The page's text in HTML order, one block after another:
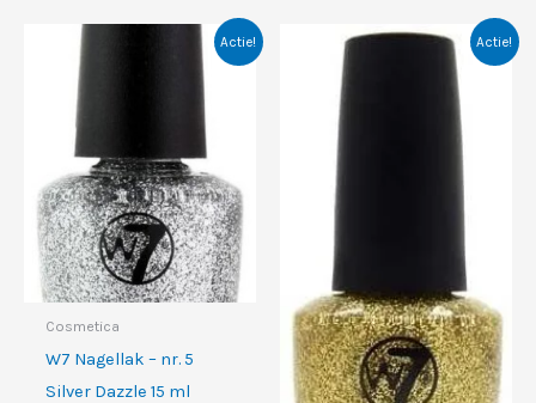
Actie!
Cosmetica
W7 Nagellak – nr. 5
Silver Dazzle 15 ml
Actie!